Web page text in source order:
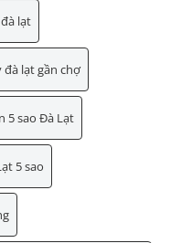
lạt
đà lạt gần chợ
5 sao Đà Lạt
5 sao